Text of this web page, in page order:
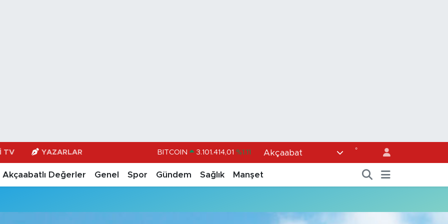
TV YAZARLAR BITCOIN 3.101.414,01 %1.11
DOLAR 47,7436 %0.18
EURO 55,2510 %0.32
Akçaabat °
Akçaabatlı Değerler Genel Spor Gündem Sağlık Manşet